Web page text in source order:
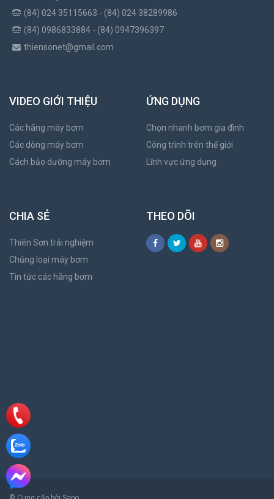
(84) 024 35115663 - (84) 024 38289986
(84) 0986833884 - (84) 0947396397
thiensonet@gmail.com
VIDEO GIỚI THIỆU
Các hãng máy bơm
Các dòng máy bơm
Cách bảo dưỡng máy bơm
ỨNG DỤNG
Chọn nhanh bơm gia đình
Công trình trên thế giới
Lĩnh vực ứng dụng
CHIA SẺ
Thiên Sơn trải nghiệm
Chủng loại máy bơm
Tin tức các hãng bơm
THEO DÕI